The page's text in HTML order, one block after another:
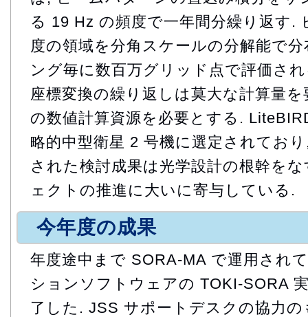
る 19 Hz の頻度で一年間分繰り返す.
度の領域を分角スケールの分解能で
ング毎に数百万グリッド点で評価さ
座標変換の繰り返しは莫大な計算量
の数値計算資源を必要とする.
略的中型衛星 2 号機に選定されてお
された検討成果は光学設計の根幹を
ェクトの推進に大いに寄与している.
今年度の成果
年度途中まで SORA-MA で運用され
ションソフトウェアの TOKI-SORA
了した. JSS サポートデスクの協力